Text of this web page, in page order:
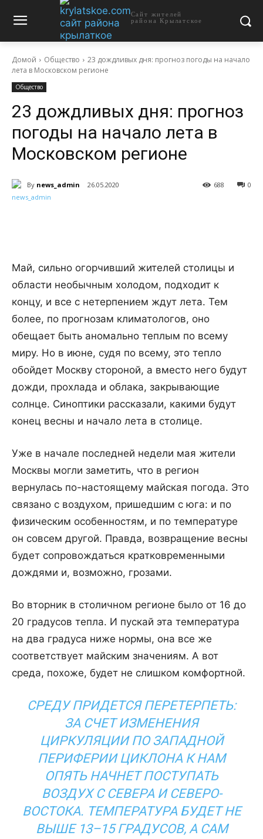
Сайт жителей
района Крылатское
Домой Общество
23 дождливых дня: прогноз погоды на начало
лета в Московском регионе
Общество
23 дождливых дня: прогноз
погоды на начало лета в
Московском регионе
By news_admin 26.05.2020 0
688
Май, сильно огорчивший жителей столицы и
области необычным холодом, подходит к
концу, и все с нетерпением ждут лета. Тем
более, по прогнозам климатологов, оно
обещает быть аномально теплым по всему
миру. Но в июне, судя по всему, это тепло
обойдет Москву стороной, а вместо него будут
дожди, прохлада и облака, закрывающие
солнце. Синоптики рассказали, какими будут
конец весны и начало лета в столице.
Уже в начале последней недели мая жители
Москвы могли заметить, что в регион
вернулась по-настоящему майская погода. Это
связано с воздухом, пришедшим с юга: и по
физическим особенностям, и по температуре
он совсем другой. Правда, возвращение весны
будет сопровождаться кратковременными
дождями и, возможно, грозами.
Во вторник в столичном регионе было от 16 до
20 градусов тепла. И пускай эта температура
на два градуса ниже нормы, она все же
соответствует майским значениям. А вот
среда, похоже, будет не слишком комфортной.
СРЕДУ ПРИДЕТСЯ ПЕРЕТЕРПЕТЬ:
ЗА СЧЕТ ИЗМЕНЕНИЯ
ЦИРКУЛЯЦИИ ПО ЗАПАДНОЙ
ПЕРИФЕРИИ ЦИКЛОНА К НАМ
ОПЯТЬ НАЧНЕТ ПОСТУПАТЬ
ВОЗДУХ С СЕВЕРА И СЕВЕРО-
ВОСТОКА. ТЕМПЕРАТУРА БУДЕТ НЕ
ВЫШЕ 13–15 ГРАДУСОВ, А САМ